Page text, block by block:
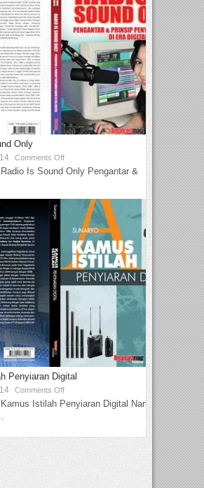
Only
Comments Off
Is Sound Only Pengantar &
Penyiaran Digital
Comments Off
Istilah Penyiaran Digital Nama